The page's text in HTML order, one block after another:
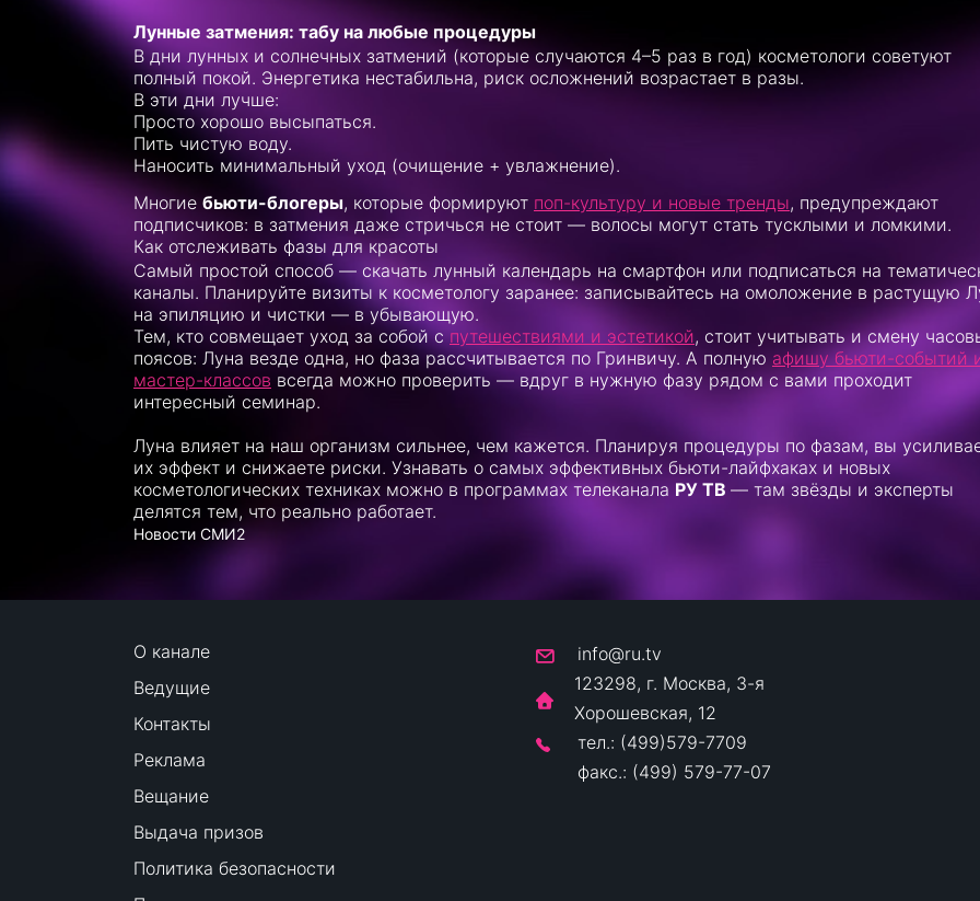
Лунные затмения: табу на любые процедуры
В дни лунных и солнечных затмений (которые случаются 4–5 раз в год) косметологи советуют
полный покой. Энергетика нестабильна, риск осложнений возрастает в разы.
В эти дни лучше:
Просто хорошо высыпаться.
Пить чистую воду.
Наносить минимальный уход (очищение + увлажнение).
Многие бьюти-блогеры, которые формируют поп-культуру и новые тренды, предупреждают
подписчиков: в затмения даже стричься не стоит — волосы могут стать тусклыми и ломкими.
Как отслеживать фазы для красоты
Самый простой способ — скачать лунный календарь на смартфон или подписаться на
каналы. Планируйте визиты к косметологу заранее: записывайтесь на омоложение в растущую
на эпиляцию и чистки — в убывающую.
Тем, кто совмещает уход за собой спутешествиями и эстетикой, стоит учитывать и смену
поясов: Луна везде одна, но фаза рассчитывается по Гринвичу. А полную афишу бьюти-событий
мастер-классов всегда можно проверить — вдруг в нужную фазу рядом с вами проходит
интересный семинар.
Луна влияет на наш организм сильнее, чем кажется. Планируя процедуры по фазам, вы
их эффект и снижаете риски. Узнавать о самых эффективных бьюти-лайфхаках и новых
косметологических техниках можно в программах телеканала РУ ТВ — там звёзды и эксперты
делятся тем, что реально работает.
Новости СМИ2
О канале
Ведущие
Контакты
Реклама
Вещание
Выдача призов
Политика безопасности
info@ru.tv
123298, г. Москва, 3-я
Хорошевская, 12
тел.: (499)579-7709
факс.: (499) 579-77-07